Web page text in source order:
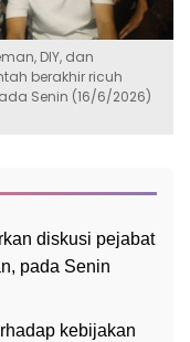
DIY, dan
berakhir ricuh
Senin (16/6/2026)
diskusi pejabat
pada Senin
kebijakan